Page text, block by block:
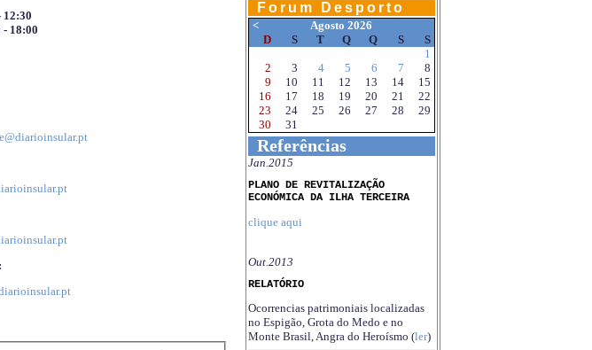
12:30
- 18:00
Forum Desporto
<
Agosto 2026
D
S T Q Q S
S
1
2
3 4 5 6 7
8
9
10 11 12 13 14
15
16
17 18 19 20 21
22
23
24 25 26 27 28
29
30
31
Referências
Jan.2015
PLANO DE REVITALIZAÇÃO
ECONÓMICA DA ILHA TERCEIRA
clique aqui
Out.2013
RELATÓRIO
Ocorrencias patrimoniais localizadas
no Espigão, Grota do Medo e no
Monte Brasil, Angra do Heroísmo (ler)